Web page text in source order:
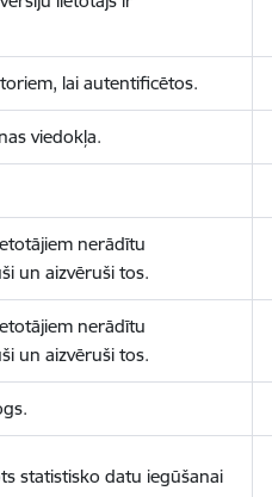
lai autentificētos.
viedokļa.
nerādītu
un aizvēruši tos.
nerādītu
un aizvēruši tos.
statistisko datu iegūšanai